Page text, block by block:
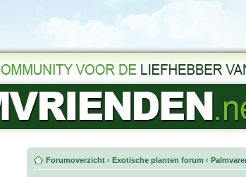
Forumoverzicht ‹ Exotische planten forum ‹